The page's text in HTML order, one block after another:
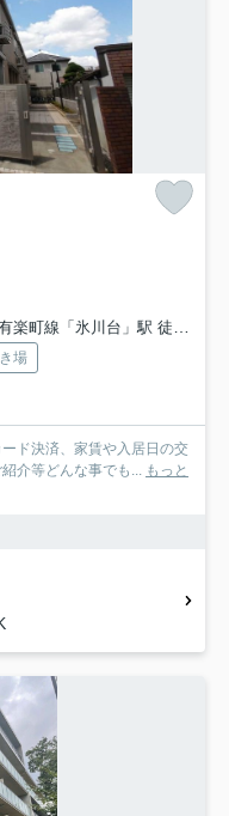
楽町線「氷川台」駅 徒歩19分
場
ド決済、家賃や入居日の交
介等どんな事でも...
もっと